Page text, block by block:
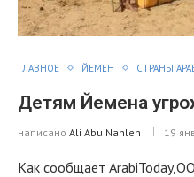
ГЛАВНОЕ ЙЕМЕН СТРАНЫ
Детям Йемена
написано Ali Abu Nahleh 19
Как сообщает